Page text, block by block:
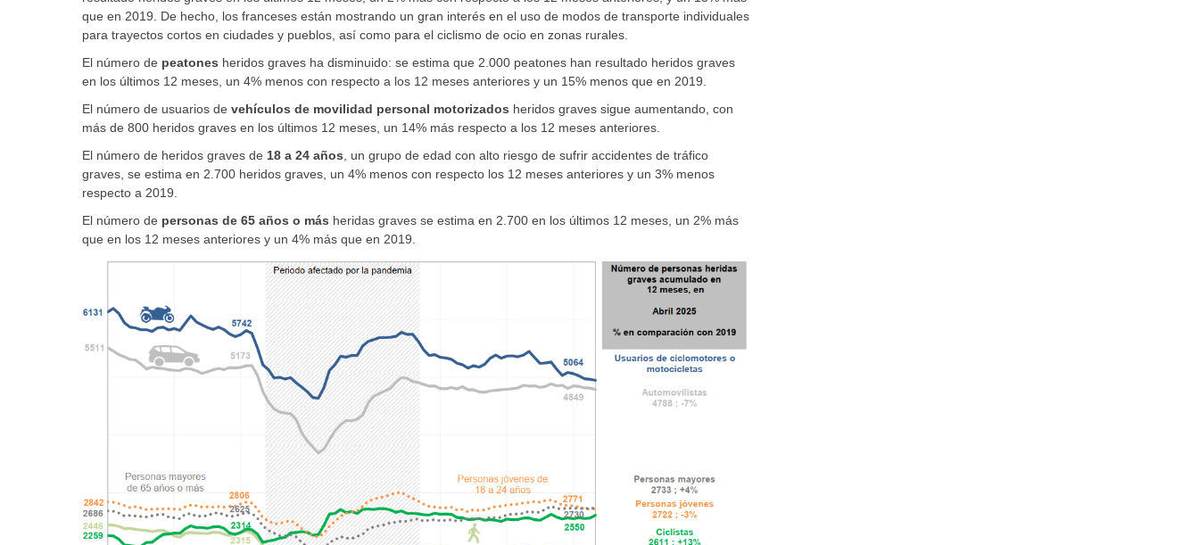
que en 2019. De hecho, los franceses están mostrando un gran interés en el uso de modos de transporte individuales
para trayectos cortos en ciudades y pueblos, así como para el ciclismo de ocio en zonas rurales.
El número de peatones heridos graves ha disminuido: se estima que 2.000 peatones han resultado heridos graves
en los últimos 12 meses, un 4% menos con respecto a los 12 meses anteriores y un 15% menos que en 2019.
El número de usuarios de vehículos de movilidad personal motorizados heridos graves sigue aumentando, con
más de 800 heridos graves en los últimos 12 meses, un 14% más respecto a los 12 meses anteriores.
El número de heridos graves de 18 a 24 años , un grupo de edad con alto riesgo de sufrir accidentes de tráfico
graves, se estima en 2.700 heridos graves, un 4% menos con respecto los 12 meses anteriores y un 3% menos
respecto a 2019.
El número de personas de 65 años o más heridas graves se estima en 2.700 en los últimos 12 meses, un 2% más
que en los 12 meses anteriores y un 4% más que en 2019.